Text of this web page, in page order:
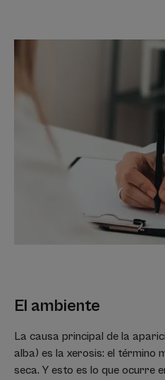
El ambiente
La causa principal de la
alba) es la xerosis: el término
seca. Y esto es lo que ocurre